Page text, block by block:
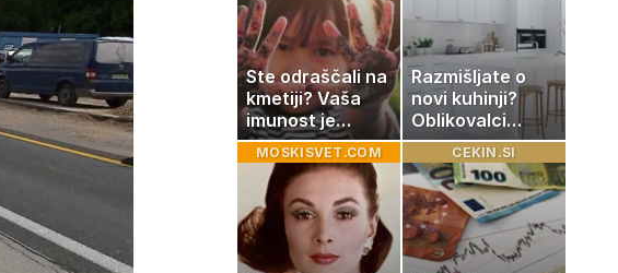
Ste odraščali na
kmetiji? Vaša
imunost je
verjetno
močnejša
Razmišljate o
novi kuhinji?
Oblikovalci
opozarjajo, da
te barve
izgubljajo
priljubljenost
MOSKISVET.COM CEKIN.SI